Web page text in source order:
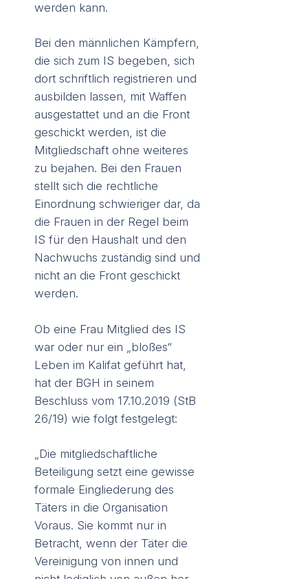
werden kann.
Bei den männlichen Kämpfern,
die sich zum IS begeben, sich
dort schriftlich registrieren und
ausbilden lassen, mit Waffen
ausgestattet und an die Front
geschickt werden, ist die
Mitgliedschaft ohne weiteres
zu bejahen. Bei den Frauen
stellt sich die rechtliche
Einordnung schwieriger dar, da
die Frauen in der Regel beim
IS für den Haushalt und den
Nachwuchs zuständig sind und
nicht an die Front geschickt
werden.
Ob eine Frau Mitglied des IS
war oder nur ein „bloßes“
Leben im Kalifat geführt hat,
hat der BGH in seinem
Beschluss vom 17.10.2019 (StB
26/19) wie folgt festgelegt:
„Die mitgliedschaftliche
Beteiligung setzt eine gewisse
formale Eingliederung des
Täters in die Organisation
Voraus. Sie kommt nur in
Betracht, wenn der Täter die
Vereinigung von innen und